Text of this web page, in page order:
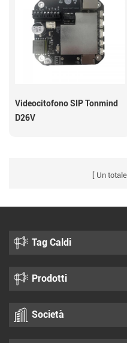
Videocitofono SIP Tonmind
D26V
Un
Tag Caldi
Prodotti
Società